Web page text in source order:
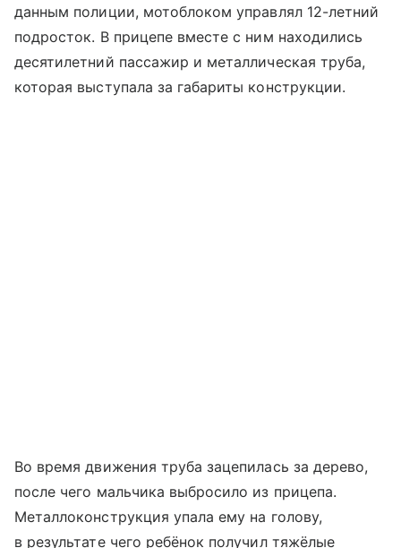
данным полиции, мотоблоком управлял 12-летний
подросток. В прицепе вместе с ним находились
десятилетний пассажир и металлическая труба,
которая выступала за габариты конструкции.
Во время движения труба зацепилась за дерево,
после чего мальчика выбросило из прицепа.
Металлоконструкция упала ему на голову,
в результате чего ребёнок получил тяжёлые